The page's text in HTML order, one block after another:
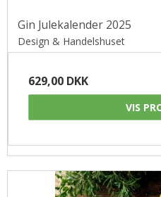
Gin Julekalender 2025
Design & Handelshuset
629,00 DKK
VIS